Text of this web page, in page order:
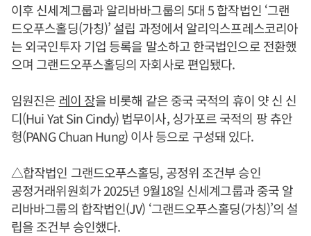
이후 신세계그룹과 알리바바그룹의 5대 5 합작법인 ‘그랜
드오푸스홀딩(가칭)’ 설립 과정에서 알리익스프레스코리아
는 외국인투자 기업 등록을 말소하고 한국법인으로 전환했
으며 그랜드오푸스홀딩의 자회사로 편입됐다.
임원진은 레이 장을 비롯해 같은 중국 국적의 휴이 얏 신 신
디(Hui Yat Sin Cindy) 법무이사, 싱가포르 국적의 팡 츄안
헝(PANG Chuan Hung) 이사 등으로 구성돼 있다.
△합작법인 그랜드오푸스홀딩, 공정위 조건부 승인
공정거래위원회가 2025년 9월18일 신세계그룹과 중국 알
리바바그룹의 합작법인(JV) ‘그랜드오푸스홀딩(가칭)’의 설
립을 조건부 승인했다.